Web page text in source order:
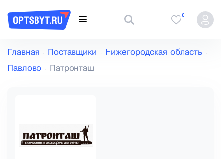
0
Главная Поставщики Нижегородская область
Павлово Патронташ